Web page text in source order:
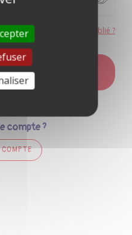
Mot de passe oublié ?
compte ?